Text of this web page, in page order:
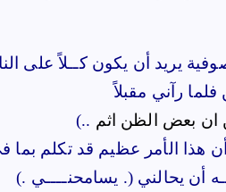
يريد أن يكون كــلاً على
رآني مقبلاً
ان بعض الظن اثم ..)
هذا الأمر عظيم قد تكلم
أن يحالني (. يسامحنــــي .)